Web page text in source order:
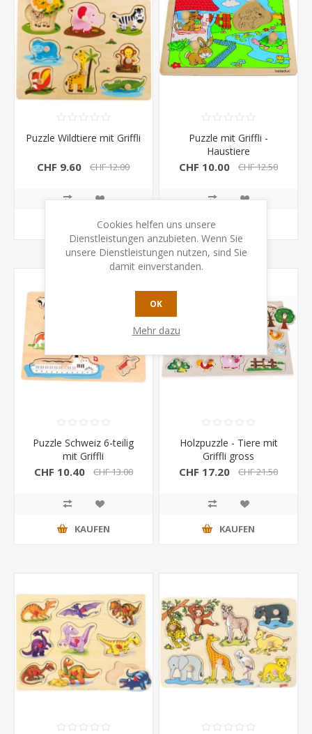
Puzzle Wildtiere mit Griffli
CHF 9.60 CHF 12.00
KAUFEN
Puzzle mit Griffli -
Haustiere
CHF 10.00 CHF 12.50
Puzzle Schweiz 6-teilig
mit Griffli
CHF 10.40 CHF 13.00
KAUFEN
Holzpuzzle - Tiere mit
Griffli gross
CHF 17.20 CHF 21.50
KAUFEN
Cookies helfen uns unsere
Dienstleistungen anzubieten. Wenn Sie
unsere Dienstleistungen nutzen, sind Sie
damit einverstanden.
OK
Mehr dazu